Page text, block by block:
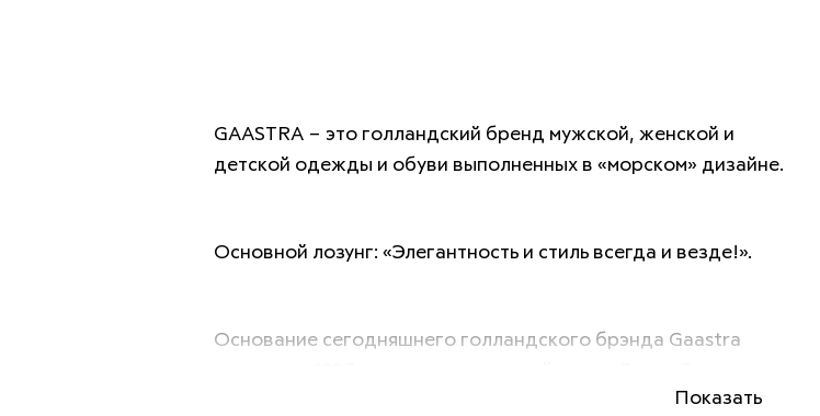
GAASTRA – это голландский бренд мужской, женской и
Основной лозунг: «Элегантность и стиль всегда и везде!».
Основание сегодняшнего голландского брэнда Gaastra
Его именем и названа эта компания. Бескомпромиссность
Показать